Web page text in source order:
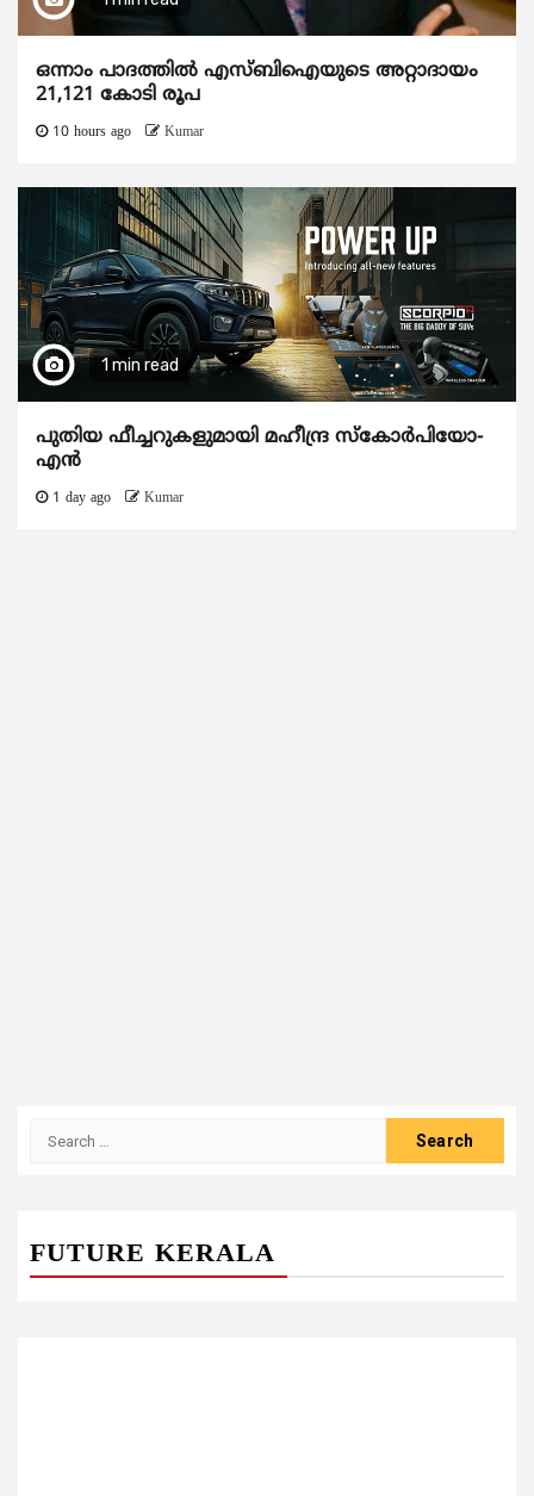
ഒന്നാം പാദത്തിൽ എസ്ബിഐയുടെ അറ്റാദായം
21,121 കോടി രൂപ
10 hours ago Kumar
1 min read
പുതിയ ഫീച്ചറുകളുമായി മഹീന്ദ്ര സ്കോർപിയോ-
എൻ
1 day ago Kumar
FUTURE KERALA